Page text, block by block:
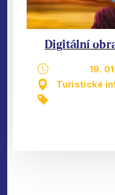
Digitální
19.
Turistické